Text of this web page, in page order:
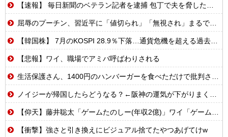
【速報】 毎日新聞のベテラン記者を逮捕 包丁で夫を脅した容疑
屈辱のプーチン、習近平に「値切られ」「無視され」まるで主従関係…ロシアが中国の属国になりつつある！
【韓国株】 7月のKOSPI 28.9％下落…通貨危機を超える過去最大の下げ幅
【悲報】ワイ、職場でアミバ呼ばわりされる
生活保護さん、1400円のハンバーガーを食べただけで批判される
ノイジーが帰国したらどうなる？←阪神の運気が下がりまくるやろな
【仰天】藤井聡太「ゲームたのしー(年収2億)」ワイ「ゲームたのしー(年収200万)」
【衝撃】強さと引き換えにビジュアル捨てたやつあげてけw